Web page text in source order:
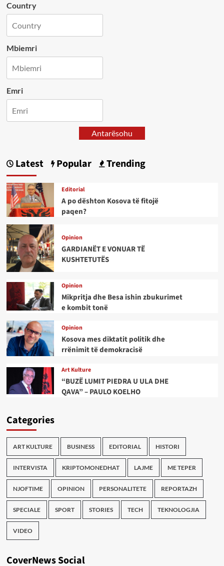
Country
Mbiemri
Emri
Antarësohu
Latest Popular Trending
Editorial
A po dështon Kosova të fitojë
paqen?
Opinion
GARDIANËT E VONUAR TË
KUSHTETUTËS
Opinion
Mikpritja dhe Besa ishin zbukurimet
e kombit tonë
Opinion
Kosova mes diktatit politik dhe
rrënimit të demokracisë
Art Kulture
“BUZË LUMIT PIEDRA U ULA DHE
QAVA” – PAULO KOELHO
Categories
ART KULTURE BUSINESS EDITORIAL HISTORI
INTERVISTA KRIPTOMONEDHAT LAJME ME TEPER
NJOFTIME OPINION PERSONALITETE REPORTAZH
SPECIALE SPORT STORIES TECH TEKNOLOGJIA
VIDEO
CoverNews Social